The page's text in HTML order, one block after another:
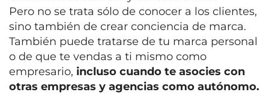
Pero no se trata sólo de conocer a los clientes,
sino también de crear conciencia de marca.
También puede tratarse de tu marca personal
o de que te vendas a ti mismo como
empresario, incluso cuando te asocies con
otras empresas y agencias como autónomo.